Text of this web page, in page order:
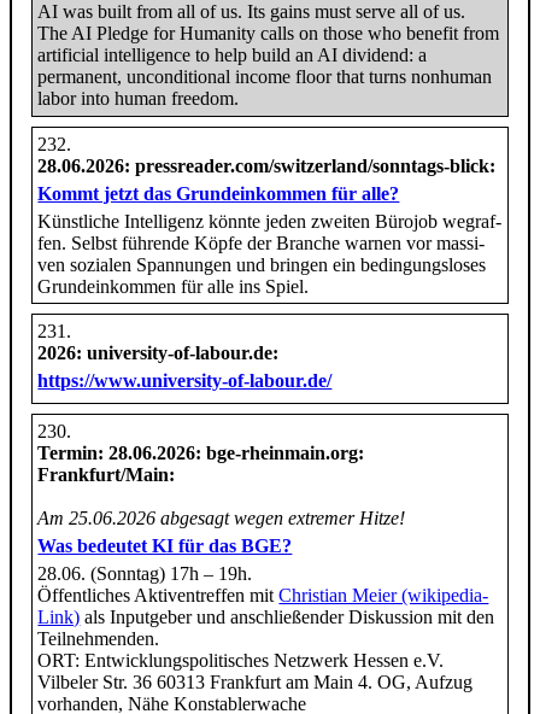
AI was built from all of us. Its gains must serve all of us.
The AI Pledge for Humanity calls on those who benefit from
artificial intelligence to help build an AI dividend: a
permanent, unconditional income floor that turns nonhuman
labor into human freedom.
28.06.2026: pressreader.com/​switzerland/​sonntags-blick:
Kommt jetzt das Grund­ein­kom­men für alle?
Künst­li­che Intel­li­genz könnte jeden zwei­ten Büro­job weg­raf­
fen. Selbst füh­rende Köpfe der Bran­che war­nen vor mas­si­
ven sozia­len Span­nun­gen und brin­gen ein bedin­gungs­lo­ses
Grund­ein­kom­men für alle ins Spiel.
2026: university-of-labour.de:
https://www.university-of-labour.de/
Termin:28.06.2026: bge-rheinmain.org:
Frankfurt/Main:
Am 25.06.2026 abgesagt wegen extremer Hitze!
Was bedeutet KI für das BGE?
28.06. (Sonntag) 17h – 19h.
Öffentliches Aktiventreffen mitChristian Meier (wikipedia-
Link) als Inputgeber und anschließender Diskussion mit den
Teilnehmenden.
ORT: Entwicklungspolitisches Netzwerk Hessen e.V.
Vilbeler Str. 36 60313 Frankfurt am Main 4. OG, Aufzug
vorhanden, Nähe Konstablerwache